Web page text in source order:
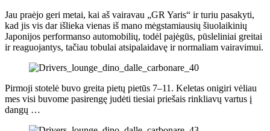
Jau praėjo geri metai, kai aš vairavau „GR Yaris“ ir turiu pasakyti,
kad jis vis dar išlieka vienas iš mano mėgstamiausių šiuolaikinių
Japonijos performanso automobilių, todėl pajėgūs, pūsleliniai greitai
ir reaguojantys, tačiau tobulai atsipalaidavę ir normaliam vairavimui.
Pirmoji stotelė buvo greita pietų pietūs 7–11. Keletas onigiri vėliau
mes visi buvome pasirengę judėti tiesiai priešais rinkliavų vartus į
dangų …